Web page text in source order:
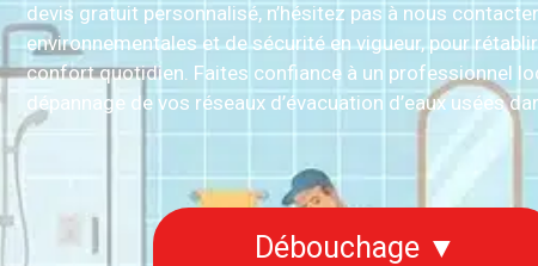
devis gratuit personnalisé, n’hésitez pas à nous
environnementales et de sécurité en vigueur, pour
confort quotidien. Faites confiance à un professionnel
dépannage de vos réseaux d’évacuation d’eaux usées
Débouchage ▼